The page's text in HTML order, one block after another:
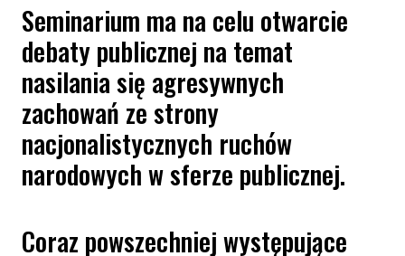
Seminarium ma na celu otwarcie
debaty publicznej na temat
nasilania się agresywnych
zachowań ze strony
nacjonalistycznych ruchów
narodowych w sferze publicznej.
Coraz powszechniej występujące